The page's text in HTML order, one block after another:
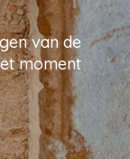
van de
moment